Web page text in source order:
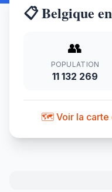
📋 Belgique
👥
POPULATION
11 132 269
🗺️ Voir la carte